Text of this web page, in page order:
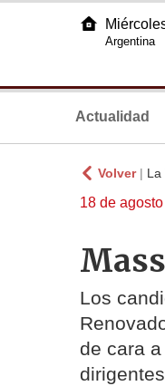
Argentina
Actualidad
Volver| La
18 de
Los
de cara